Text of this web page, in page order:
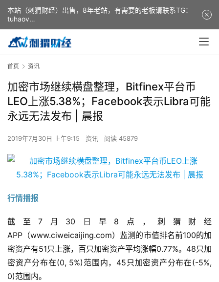
首页 资讯
加密市场继续横盘整理，Bitfinex平台币
LEO上涨5.38%；Facebook表示Libra可能
永远无法发布 | 晨报
2019年7月30日 上午9:15 资讯 阅读 45879
行情播报
截至7月30日早8点，刺猬财经
APP（www.ciweicaijing.com）监测的市值排名前100的加
密资产有51只上涨，百只加密资产平均涨幅0.77%。48只加
密资产分布在(0, 5%)范围内，45只加密资产分布在(-5%,
0)范围内。
本站（刺猬财经）出售，8年老站，有需要的老板请联系TG：
tuhaov
This website (ciweicaijing) is for sale. It is a 8-year-old
website. If you need it, please contact TG: tuhaov